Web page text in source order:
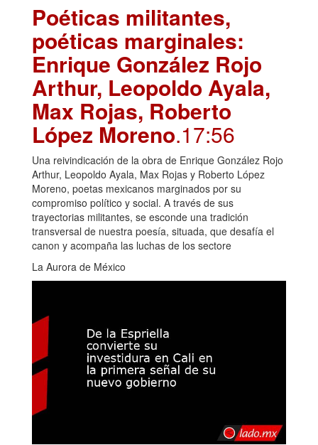
Poéticas militantes,
poéticas marginales:
Enrique González Rojo
Arthur, Leopoldo Ayala,
Max Rojas, Roberto
López Moreno.17:56
Una reivindicación de la obra de Enrique González Rojo
Arthur, Leopoldo Ayala, Max Rojas y Roberto López
Moreno, poetas mexicanos marginados por su
compromiso político y social. A través de sus
trayectorias militantes, se esconde una tradición
transversal de nuestra poesía, situada, que desafía el
canon y acompaña las luchas de los sectore
La Aurora de México